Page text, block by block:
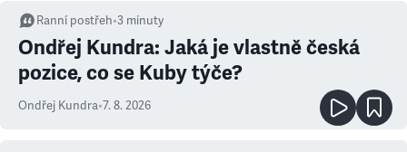
Ranní postřeh•3 minuty
Ondřej Kundra: Jaká je vlastně česká
pozice, co se Kuby týče?
Ondřej Kundra•7. 8. 2026